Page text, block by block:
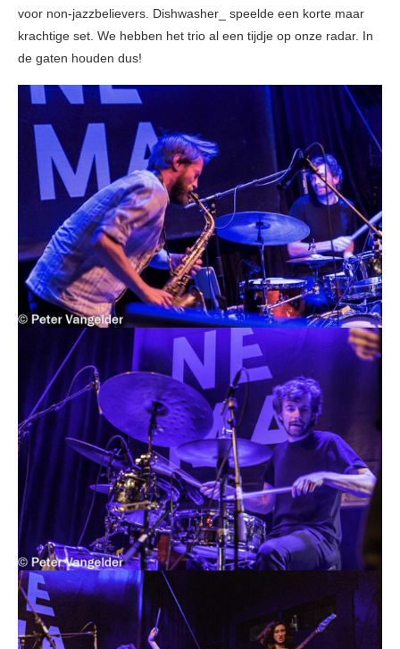
voor non-jazzbelievers. Dishwasher_ speelde een korte maar
krachtige set. We hebben het trio al een tijdje op onze radar. In
de gaten houden dus!